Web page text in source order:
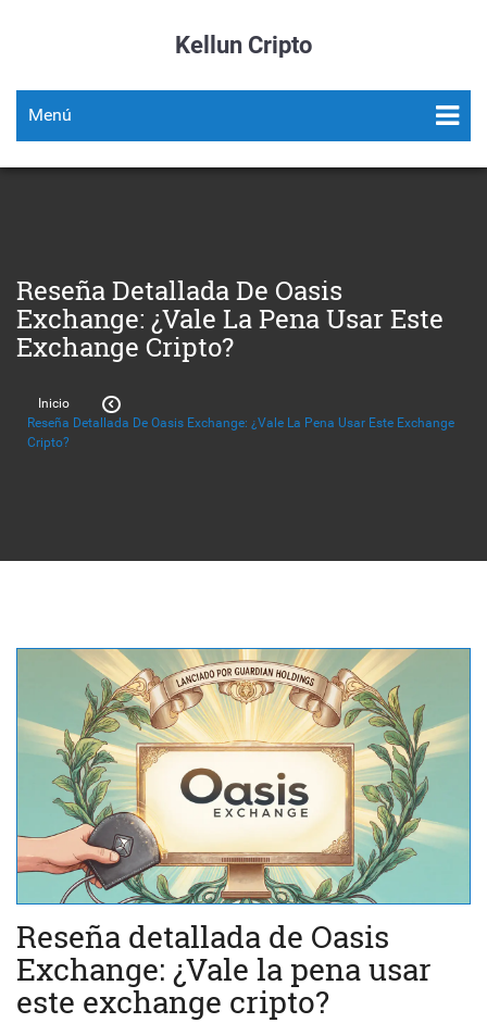
Kellun Cripto
Menú
Reseña Detallada De Oasis
Exchange: ¿Vale La Pena Usar Este
Exchange Cripto?
Inicio
Reseña Detallada De Oasis Exchange: ¿Vale La Pena Usar Este Exchange
Cripto?
Reseña detallada de Oasis
Exchange: ¿Vale la pena usar
este exchange cripto?